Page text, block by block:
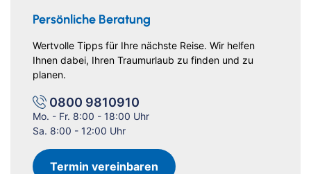
Persönliche Beratung
Wertvolle Tipps für Ihre nächste Reise. Wir helfen
Ihnen dabei, Ihren Traumurlaub zu finden und zu
planen.
0800 9810910
Mo. - Fr. 8:00 - 18:00 Uhr
Sa. 8:00 - 12:00 Uhr
Termin vereinbaren